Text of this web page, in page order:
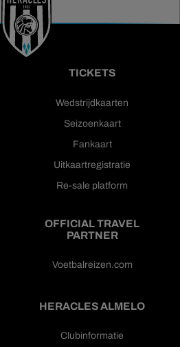
TICKETS
Wedstrijdkaarten
Seizoenkaart
Fankaart
Uitkaartregistratie
Re-sale platform
OFFICIAL TRAVEL
PARTNER
Voetbalreizen.com
HERACLES ALMELO
Clubinformatie